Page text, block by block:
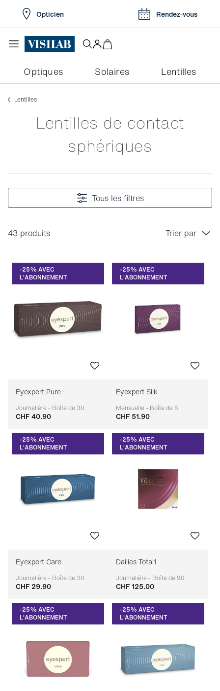
Opticien Rendez-vous
Optiques Solaires Lentilles
Lentilles
Lentilles de contact
sphériques
Tous les filtres
43 produits
Trier par
Prix décroissant
Tri marque A-Z
Tri marque Z-A
-25% AVEC
L'ABONNEMENT
Eyexpert Pure
Journalière - Boîte de 30
Adaptable
CHF 40.90
-25% AVEC
L'ABONNEMENT
Eyexpert Silk
Mensuelle - Boîte de 6
Adaptable
CHF 51.90
-25% AVEC
L'ABONNEMENT
Eyexpert Care
Journalière - Boîte de 30
Adaptable
CHF 29.90
-25% AVEC
L'ABONNEMENT
Dailies Total1
Journalière - Boîte de 90
Adaptable
CHF 125.00
-25% AVEC
L'ABONNEMENT
-25% AVEC
L'ABONNEMENT